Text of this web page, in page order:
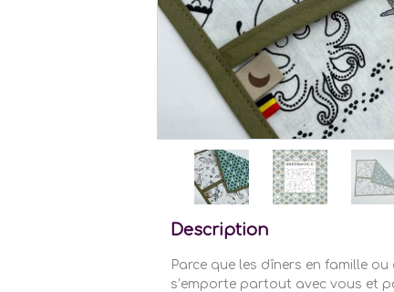
Description
Parce que les dîners en famille
s’emporte partout avec vous et